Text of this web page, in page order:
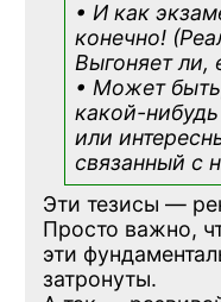
• И как
конечно!
Выгоняет ли,
• Может
какой-нибудь
или
связанный с
Эти тезисы —
Просто важно,
эти
затронуты.